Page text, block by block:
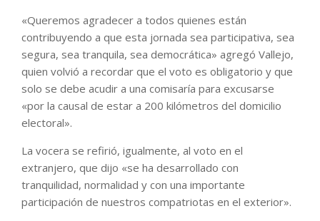
«Queremos agradecer a todos quienes están
contribuyendo a que esta jornada sea participativa, sea
segura, sea tranquila, sea democrática» agregó Vallejo,
quien volvió a recordar que el voto es obligatorio y que
solo se debe acudir a una comisaría para excusarse
«por la causal de estar a 200 kilómetros del domicilio
electoral».
La vocera se refirió, igualmente, al voto en el
extranjero, que dijo «se ha desarrollado con
tranquilidad, normalidad y con una importante
participación de nuestros compatriotas en el exterior».